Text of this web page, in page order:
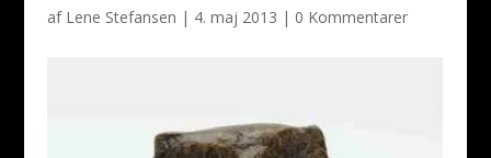
af Lene Stefansen | 4. maj 2013 | 0 Kommentarer